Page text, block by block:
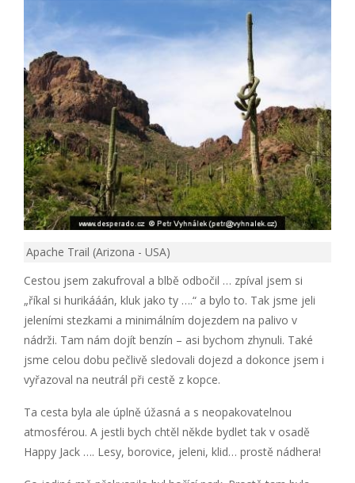
Apache Trail (Arizona - USA)
Cestou jsem zakufroval a blbě odbočil … zpíval jsem si
„říkal si hurikááán, kluk jako ty ….“ a bylo to. Tak jsme jeli
jeleními stezkami a minimálním dojezdem na palivo v
nádrži. Tam nám dojít benzín – asi bychom zhynuli. Také
jsme celou dobu pečlivě sledovali dojezd a dokonce jsem i
vyřazoval na neutrál při cestě z kopce.
Ta cesta byla ale úplně úžasná a s neopakovatelnou
atmosférou. A jestli bych chtěl někde bydlet tak v osadě
Happy Jack …. Lesy, borovice, jeleni, klid… prostě nádhera!